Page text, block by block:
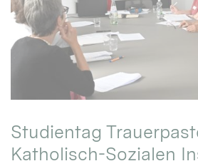
Studientag
Katholisch-Sozialen